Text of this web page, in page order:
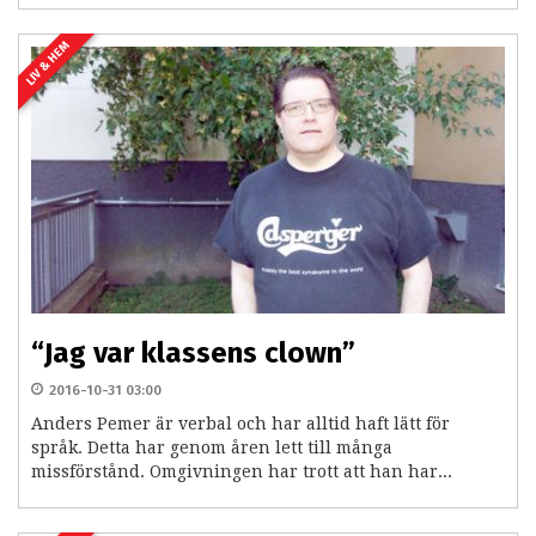
LIV & HEM
“Jag var klassens clown”
2016-10-31 03:00
Anders Pemer är verbal och har alltid haft lätt för
språk. Detta har genom åren lett till många
missförstånd. Omgivningen har trott att han har...